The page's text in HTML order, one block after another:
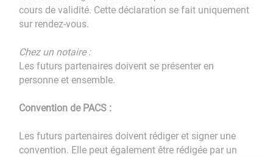
cours de validité. Cette déclaration se fait uniquement
sur rendez-vous.
Chez un notaire :
Les futurs partenaires doivent se présenter en
personne et ensemble.
Convention de PACS :
Les futurs partenaires doivent rédiger et signer une
convention. Elle peut également être rédigée par un